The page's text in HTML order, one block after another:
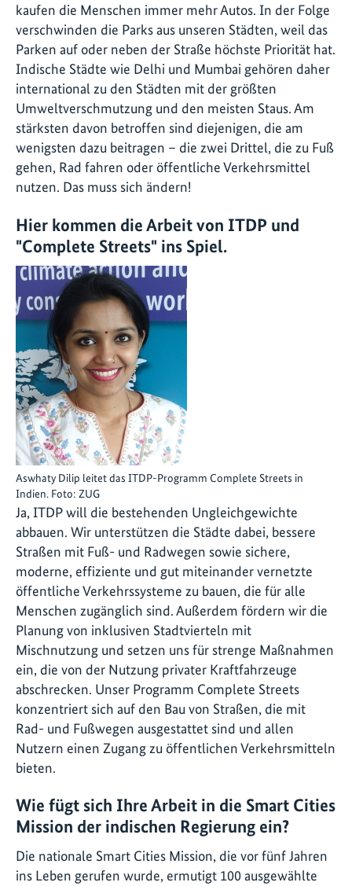
kaufen die Menschen immer mehr Autos. In der Folge
verschwinden die Parks aus unseren Städten, weil das
Parken auf oder neben der Straße höchste Priorität hat.
Indische Städte wie Delhi und Mumbai gehören daher
international zu den Städten mit der größten
Umweltverschmutzung und den meisten Staus. Am
stärksten davon betroffen sind diejenigen, die am
wenigsten dazu beitragen – die zwei Drittel, die zu Fuß
gehen, Rad fahren oder öffentliche Verkehrsmittel
nutzen. Das muss sich ändern!
Hier kommen die Arbeit von ITDP und
"Complete Streets" ins Spiel.
Aswhaty Dilip leitet das ITDP-Programm Complete Streets in
Indien. Foto: ZUG
Ja, ITDP will die bestehenden Ungleichgewichte
abbauen. Wir unterstützen die Städte dabei, bessere
Straßen mit Fuß- und Radwegen sowie sichere,
moderne, effiziente und gut miteinander vernetzte
öffentliche Verkehrssysteme zu bauen, die für alle
Menschen zugänglich sind. Außerdem fördern wir die
Planung von inklusiven Stadtvierteln mit
Mischnutzung und setzen uns für strenge Maßnahmen
ein, die von der Nutzung privater Kraftfahrzeuge
abschrecken. Unser Programm Complete Streets
konzentriert sich auf den Bau von Straßen, die mit
Rad- und Fußwegen ausgestattet sind und allen
Nutzern einen Zugang zu öffentlichen Verkehrsmitteln
bieten.
Wie fügt sich Ihre Arbeit in die Smart Cities
Mission der indischen Regierung ein?
Die nationale Smart Cities Mission, die vor fünf Jahren
ins Leben gerufen wurde, ermutigt 100 ausgewählte